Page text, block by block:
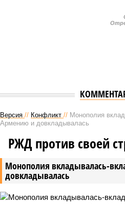
Версия // Конфликт // Монополия
Армению и довкладывалась
Монополия вкладывалась-
довкладывалась
РЖД против своей